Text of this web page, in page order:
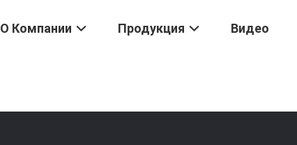
О Компании Продукция Видео